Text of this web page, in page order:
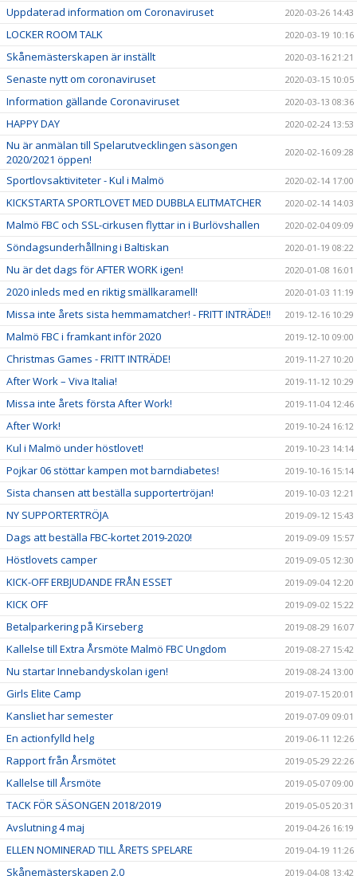
Uppdaterad information om Coronaviruset 2020-03-26 14:43
LOCKER ROOM TALK 2020-03-19 10:16
Skånemästerskapen är inställt 2020-03-16 21:21
Senaste nytt om coronaviruset 2020-03-15 10:05
Information gällande Coronaviruset 2020-03-13 08:36
HAPPY DAY 2020-02-24 13:53
Nu är anmälan till Spelarutvecklingen säsongen
2020/2021 öppen!
2020-02-16 09:28
Sportlovsaktiviteter - Kul i Malmö 2020-02-14 17:00
KICKSTARTA SPORTLOVET MED DUBBLA ELITMATCHER 2020-02-14 14:03
Malmö FBC och SSL-cirkusen flyttar in i Burlövshallen 2020-02-04 09:09
Söndagsunderhållning i Baltiskan 2020-01-19 08:22
Nu är det dags för AFTER WORK igen! 2020-01-08 16:01
2020 inleds med en riktig smällkaramell! 2020-01-03 11:19
Missa inte årets sista hemmamatcher! - FRITT INTRÄDE!! 2019-12-16 10:29
Malmö FBC i framkant inför 2020 2019-12-10 09:00
Christmas Games - FRITT INTRÄDE! 2019-11-27 10:20
After Work – Viva Italia! 2019-11-12 10:29
Missa inte årets första After Work! 2019-11-04 12:46
After Work! 2019-10-24 16:12
Kul i Malmö under höstlovet! 2019-10-23 14:14
Pojkar 06 stöttar kampen mot barndiabetes! 2019-10-16 15:14
Sista chansen att beställa supportertröjan! 2019-10-03 12:21
NY SUPPORTERTRÖJA 2019-09-12 15:43
Dags att beställa FBC-kortet 2019-2020! 2019-09-09 15:57
Höstlovets camper 2019-09-05 12:30
KICK-OFF ERBJUDANDE FRÅN ESSET 2019-09-04 12:20
KICK OFF 2019-09-02 15:22
Betalparkering på Kirseberg 2019-08-29 16:07
Kallelse till Extra Årsmöte Malmö FBC Ungdom 2019-08-27 15:42
Nu startar Innebandyskolan igen! 2019-08-24 13:00
Girls Elite Camp 2019-07-15 20:01
Kansliet har semester 2019-07-09 09:01
En actionfylld helg 2019-06-11 12:26
Rapport från Årsmötet 2019-05-29 22:26
Kallelse till Årsmöte 2019-05-07 09:00
TACK FÖR SÄSONGEN 2018/2019 2019-05-05 20:31
Avslutning 4 maj 2019-04-26 16:19
ELLEN NOMINERAD TILL ÅRETS SPELARE 2019-04-19 11:26
Skånemästerskapen 2.0 2019-04-08 13:42